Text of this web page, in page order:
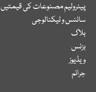
پیٹرولیم مصنوعات کی قیمتیں
سائنس و ٹیکنالوجی
بلاگ
بزنس
ویڈیوز
جرائم